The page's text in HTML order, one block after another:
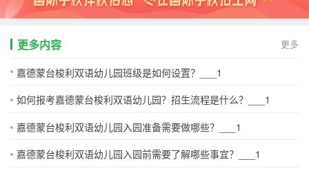
更多内容 更多
嘉德蒙台梭利双语幼儿园班级是如何设置？___1
如何报考嘉德蒙台梭利双语幼儿园？招生流程是什么？___1
嘉德蒙台梭利双语幼儿园入园准备需要做哪些？___1
嘉德蒙台梭利双语幼儿园入园前需要了解哪些事宜？___1